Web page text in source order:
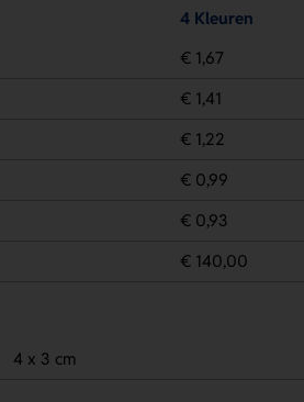
4 Kleuren
€ 1,67
€ 1,41
€ 1,22
€ 0,99
€ 0,93
€ 140,00
4 x 3 cm